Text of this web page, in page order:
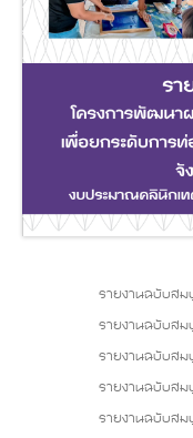
รายงานฉบับส
รายงานฉบับส
รายงานฉบับส
รายงานฉบับส
รายงานฉบับส